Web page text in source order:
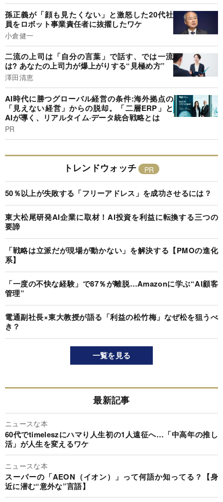
孫正義が「顔も見たくない」と激怒した20代社
員をロボット事業責任者に抜擢したワケ
小倉健一
二流の上司は「自分の言葉」で話す、では一流
は? あなたの上司力が爆上がりする“見極め方”
澤田清恵
AI時代に勝つグローバル経営の条件:海外拠点の
「見えない経営」からの脱却。「二層ERP」と
AIが導く、リアルタイム·データ統合戦略とは
PR
トレンドウォッチ
50％以上が失敗する「フリーアドレス」を成功させるには？
東大松尾研発AI企業に取材！AI投資を利益に転換する三つの
要諦
「戦略は立派だが現場が動かない」を解決する【PMOの進化
系】
「一度の不快な経験」で87％が離脱…Amazonに学ぶ“AI顧客
管理”
電通副社長×東大教授が語る「利益の松竹梅」なぜ松を狙うべ
き？
一覧を見る
最新記事
ニュースな本
60代でtimeleszにハマり人生初の1人遠征へ…「中高年の推し
活」が人生を変えるワケ
ニュースな本
スーパーの「AEON（イオン）」って何語か知ってる？【身
近に潜む“意外な”言語】